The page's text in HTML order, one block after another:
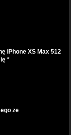
iPhone XS Max 512
*
ze